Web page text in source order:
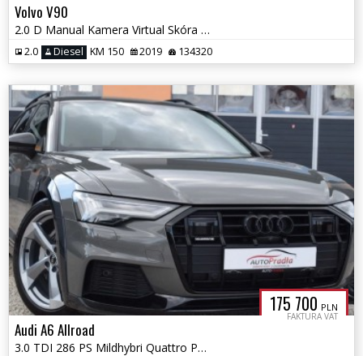
Volvo V90
2.0 D Manual Kamera Virtual Skóra Navi Ledy Blis
2.0 Diesel KM 150 2019 134320
175 700 PLN
FAKTURA VAT
Audi A6 Allroad
3.0 TDI 286 PS Mildhybri Quattro Pneumatyka Ledy Matrix Webasto